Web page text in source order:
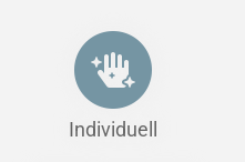
Individuell